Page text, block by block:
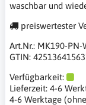
waschbar und
preiswertester
Art.Nr.: MK190-PN-
GTIN:
Verfügbarkeit:
Lieferzeit: 4-6
4-6 Werktage